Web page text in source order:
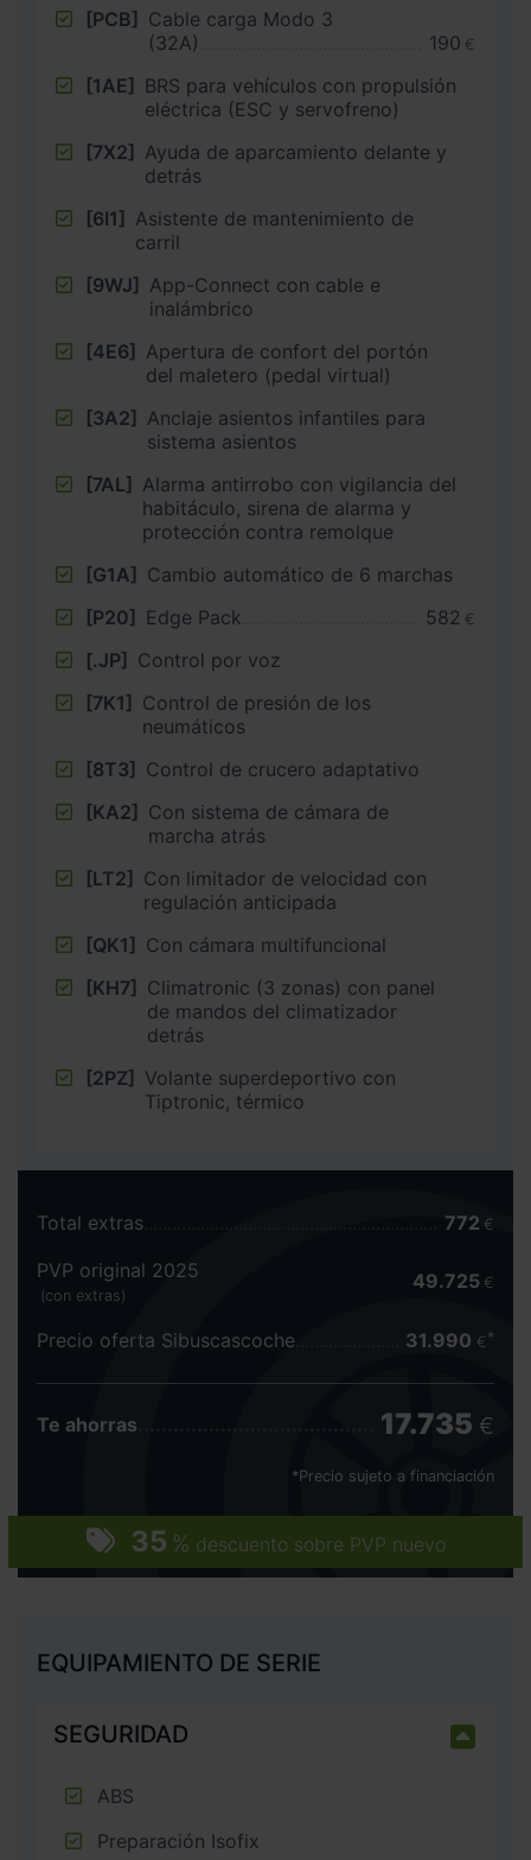
[PCB] Cable carga Modo 3
(32A)
190 €
[1AE] BRS para vehículos con propulsión
eléctrica (ESC y servofreno)
[7X2] Ayuda de aparcamiento delante y
detrás
[6I1] Asistente de mantenimiento de
carril
[9WJ] App-Connect con cable e
inalámbrico
[4E6] Apertura de confort del portón
del maletero (pedal virtual)
[3A2] Anclaje asientos infantiles para
sistema asientos
[7AL] Alarma antirrobo con vigilancia del
habitáculo, sirena de alarma y
protección contra remolque
[G1A] Cambio automático de 6 marchas
[P20] Edge Pack 582 €
[.JP] Control por voz
[7K1] Control de presión de los
neumáticos
[8T3] Control de crucero adaptativo
[KA2] Con sistema de cámara de
marcha atrás
[LT2] Con limitador de velocidad con
regulación anticipada
[QK1] Con cámara multifuncional
[KH7] Climatronic (3 zonas) con panel
de mandos del climatizador
detrás
[2PZ] Volante superdeportivo con
Tiptronic, térmico
35 % descuento sobre PVP nuevo
Total extras 772 €
PVP original 2025
(con extras)
49.725 €
Precio oferta Sibuscascoche 31.990 €
Te ahorras 17.735 €
*Precio sujeto a financiación
EQUIPAMIENTO DE SERIE
SEGURIDAD
ABS
Preparación Isofix